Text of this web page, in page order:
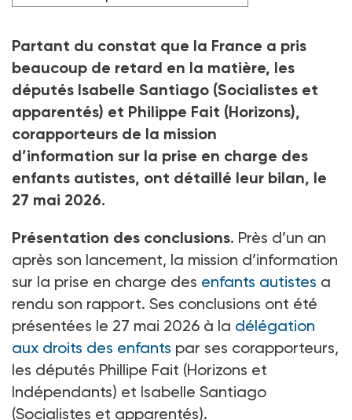
Partant du constat que la France a pris
beaucoup de retard en la matière, les
députés Isabelle Santiago (Socialistes et
apparentés) et Philippe Fait (Horizons),
corapporteurs de la mission
d’information sur la prise en charge des
enfants autistes, ont détaillé leur bilan, le
27 mai 2026.
Présentation des conclusions. Près d’un an
après son lancement, la mission d’information
sur la prise en charge des enfants autistes a
rendu son rapport. Ses conclusions ont été
présentées le 27 mai 2026 à la délégation
aux droits des enfants par ses corapporteurs,
les députés Phillipe Fait (Horizons et
Indépendants) et Isabelle Santiago
(Socialistes et apparentés).